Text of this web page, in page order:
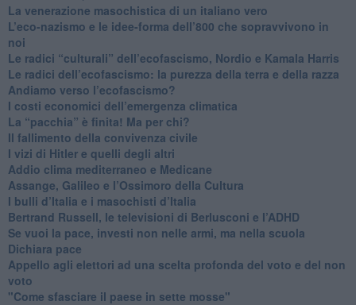
​La venerazione masochistica di un italiano vero
​L’eco-nazismo e le idee-forma dell’800 che sopravvivono in
noi
​Le radici “culturali” dell’ecofascismo, Nordio e Kamala Harris
Le radici dell’ecofascismo: la purezza della terra e della razza
Andiamo verso l’ecofascismo?
I costi economici dell’emergenza climatica
​La “pacchia” è finita! Ma per chi?
​Il fallimento della convivenza civile
​I vizi di Hitler e quelli degli altri
Addio clima mediterraneo e Medicane
​Assange, Galileo e l’Ossimoro della Cultura
​I bulli d’Italia e i masochisti d’Italia
​Bertrand Russell, le televisioni di Berlusconi e l’ADHD
​Se vuoi la pace, investi non nelle armi, ma nella scuola
​Dichiara pace
​Appello agli elettori ad una scelta profonda del voto e del non
voto
"Come sfasciare il paese in sette mosse"